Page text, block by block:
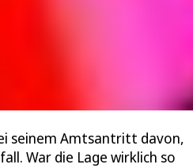
seinem Amtsantritt davon,
War die Lage wirklich so